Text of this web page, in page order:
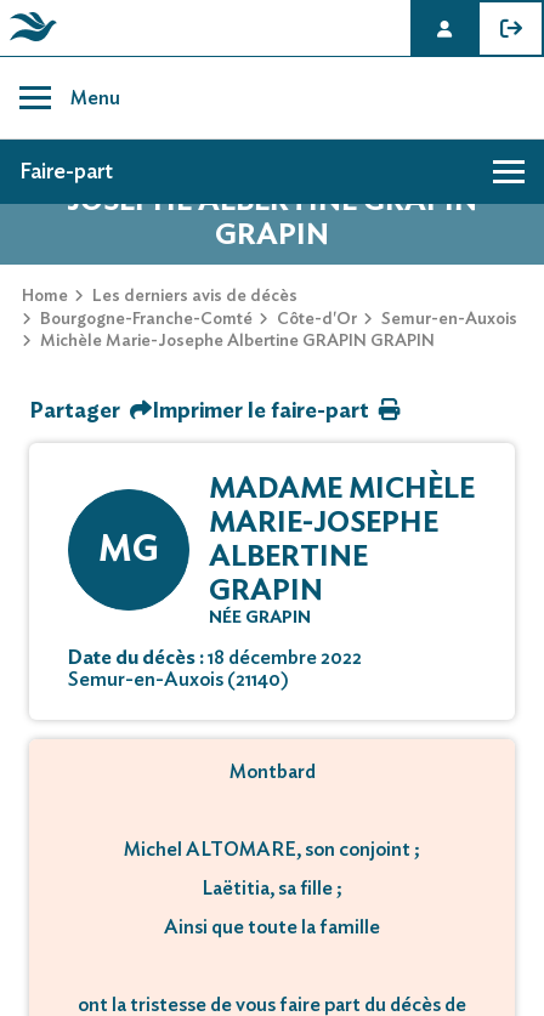
content
Menu
AVIS DE DÉCÈS DE MICHÈLE MARIE-
JOSEPHE ALBERTINE GRAPIN
GRAPIN
Home
Les derniers avis de décès
Bourgogne-Franche-Comté
Côte-d'Or
Semur-en-Auxois
Michèle Marie-Josephe Albertine GRAPIN GRAPIN
Faire-part
Mur des souvenirs
Faire-part
Partager Imprimer le faire-part
MG
MADAME MICHÈLE
MARIE-JOSEPHE
ALBERTINE
GRAPIN
NÉE GRAPIN
Date du décès :18 décembre 2022
Semur-en-Auxois (21140)
Montbard
Michel ALTOMARE, son conjoint ;
Laëtitia, sa fille ;
Ainsi que toute la famille
ont la tristesse de vous faire part du décès de